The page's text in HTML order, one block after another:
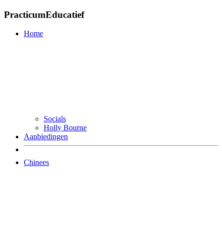
PracticumEducatief
Home
Socials
Holly Bourne
Aanbiedingen
Chinees